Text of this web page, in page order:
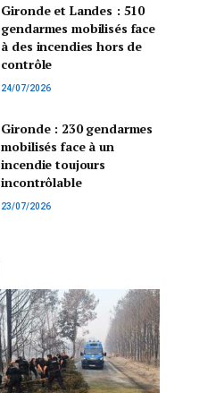
Gironde et Landes : 510
gendarmes mobilisés face
à des incendies hors de
contrôle
24/07/2026
Gironde : 230 gendarmes
mobilisés face à un
incendie toujours
incontrôlable
23/07/2026